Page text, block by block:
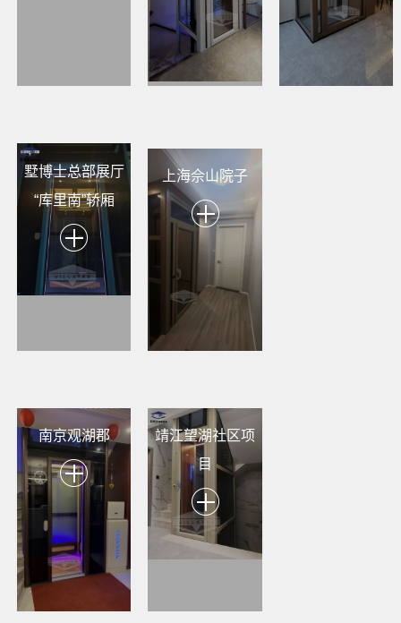
墅博士总部展厅
“库里南”轿厢
上海佘山院子
南京观湖郡
靖江望湖社区项
目